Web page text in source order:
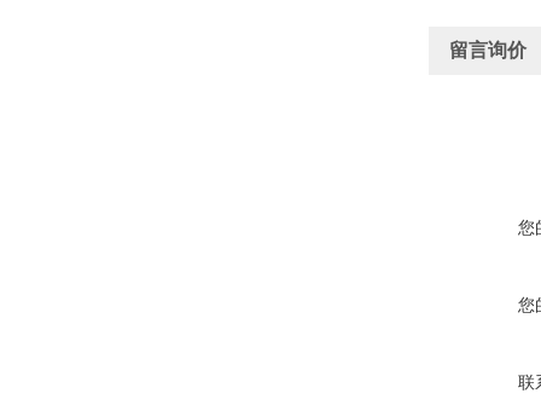
留言询价
您
您
联